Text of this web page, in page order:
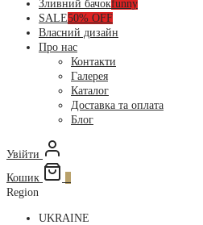
Зливний бачокfunny
SALE50% OFF
Власний дизайн
Про нас
Контакти
Галерея
Каталог
Доставка та оплата
Блог
Увійти
Кошик
Region
UKRAINE